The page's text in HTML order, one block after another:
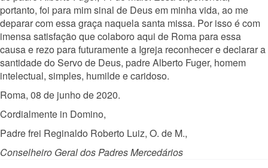
portanto, foi para mim sinal de Deus em minha vida, ao me
deparar com essa graça naquela santa missa. Por isso é com
imensa satisfação que colaboro aqui de Roma para essa
causa e rezo para futuramente a Igreja reconhecer e declarar a
santidade do Servo de Deus, padre Alberto Fuger, homem
intelectual, simples, humilde e caridoso.
Roma, 08 de junho de 2020.
Cordialmente in Domino,
Padre frei Reginaldo Roberto Luiz, O. de M.,
Conselheiro Geral dos Padres Mercedários